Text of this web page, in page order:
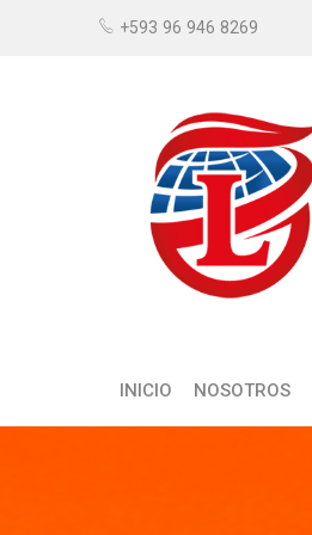
+593 96 946 8269
INICIO NOSOTROS